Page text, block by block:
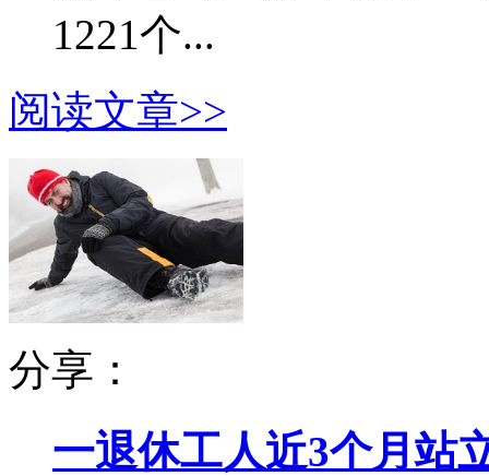
1221个...
阅读文章>>
分享：
一退休工人近3个月站